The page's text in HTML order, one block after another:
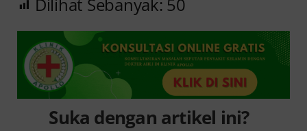
Suka dengan artikel ini?